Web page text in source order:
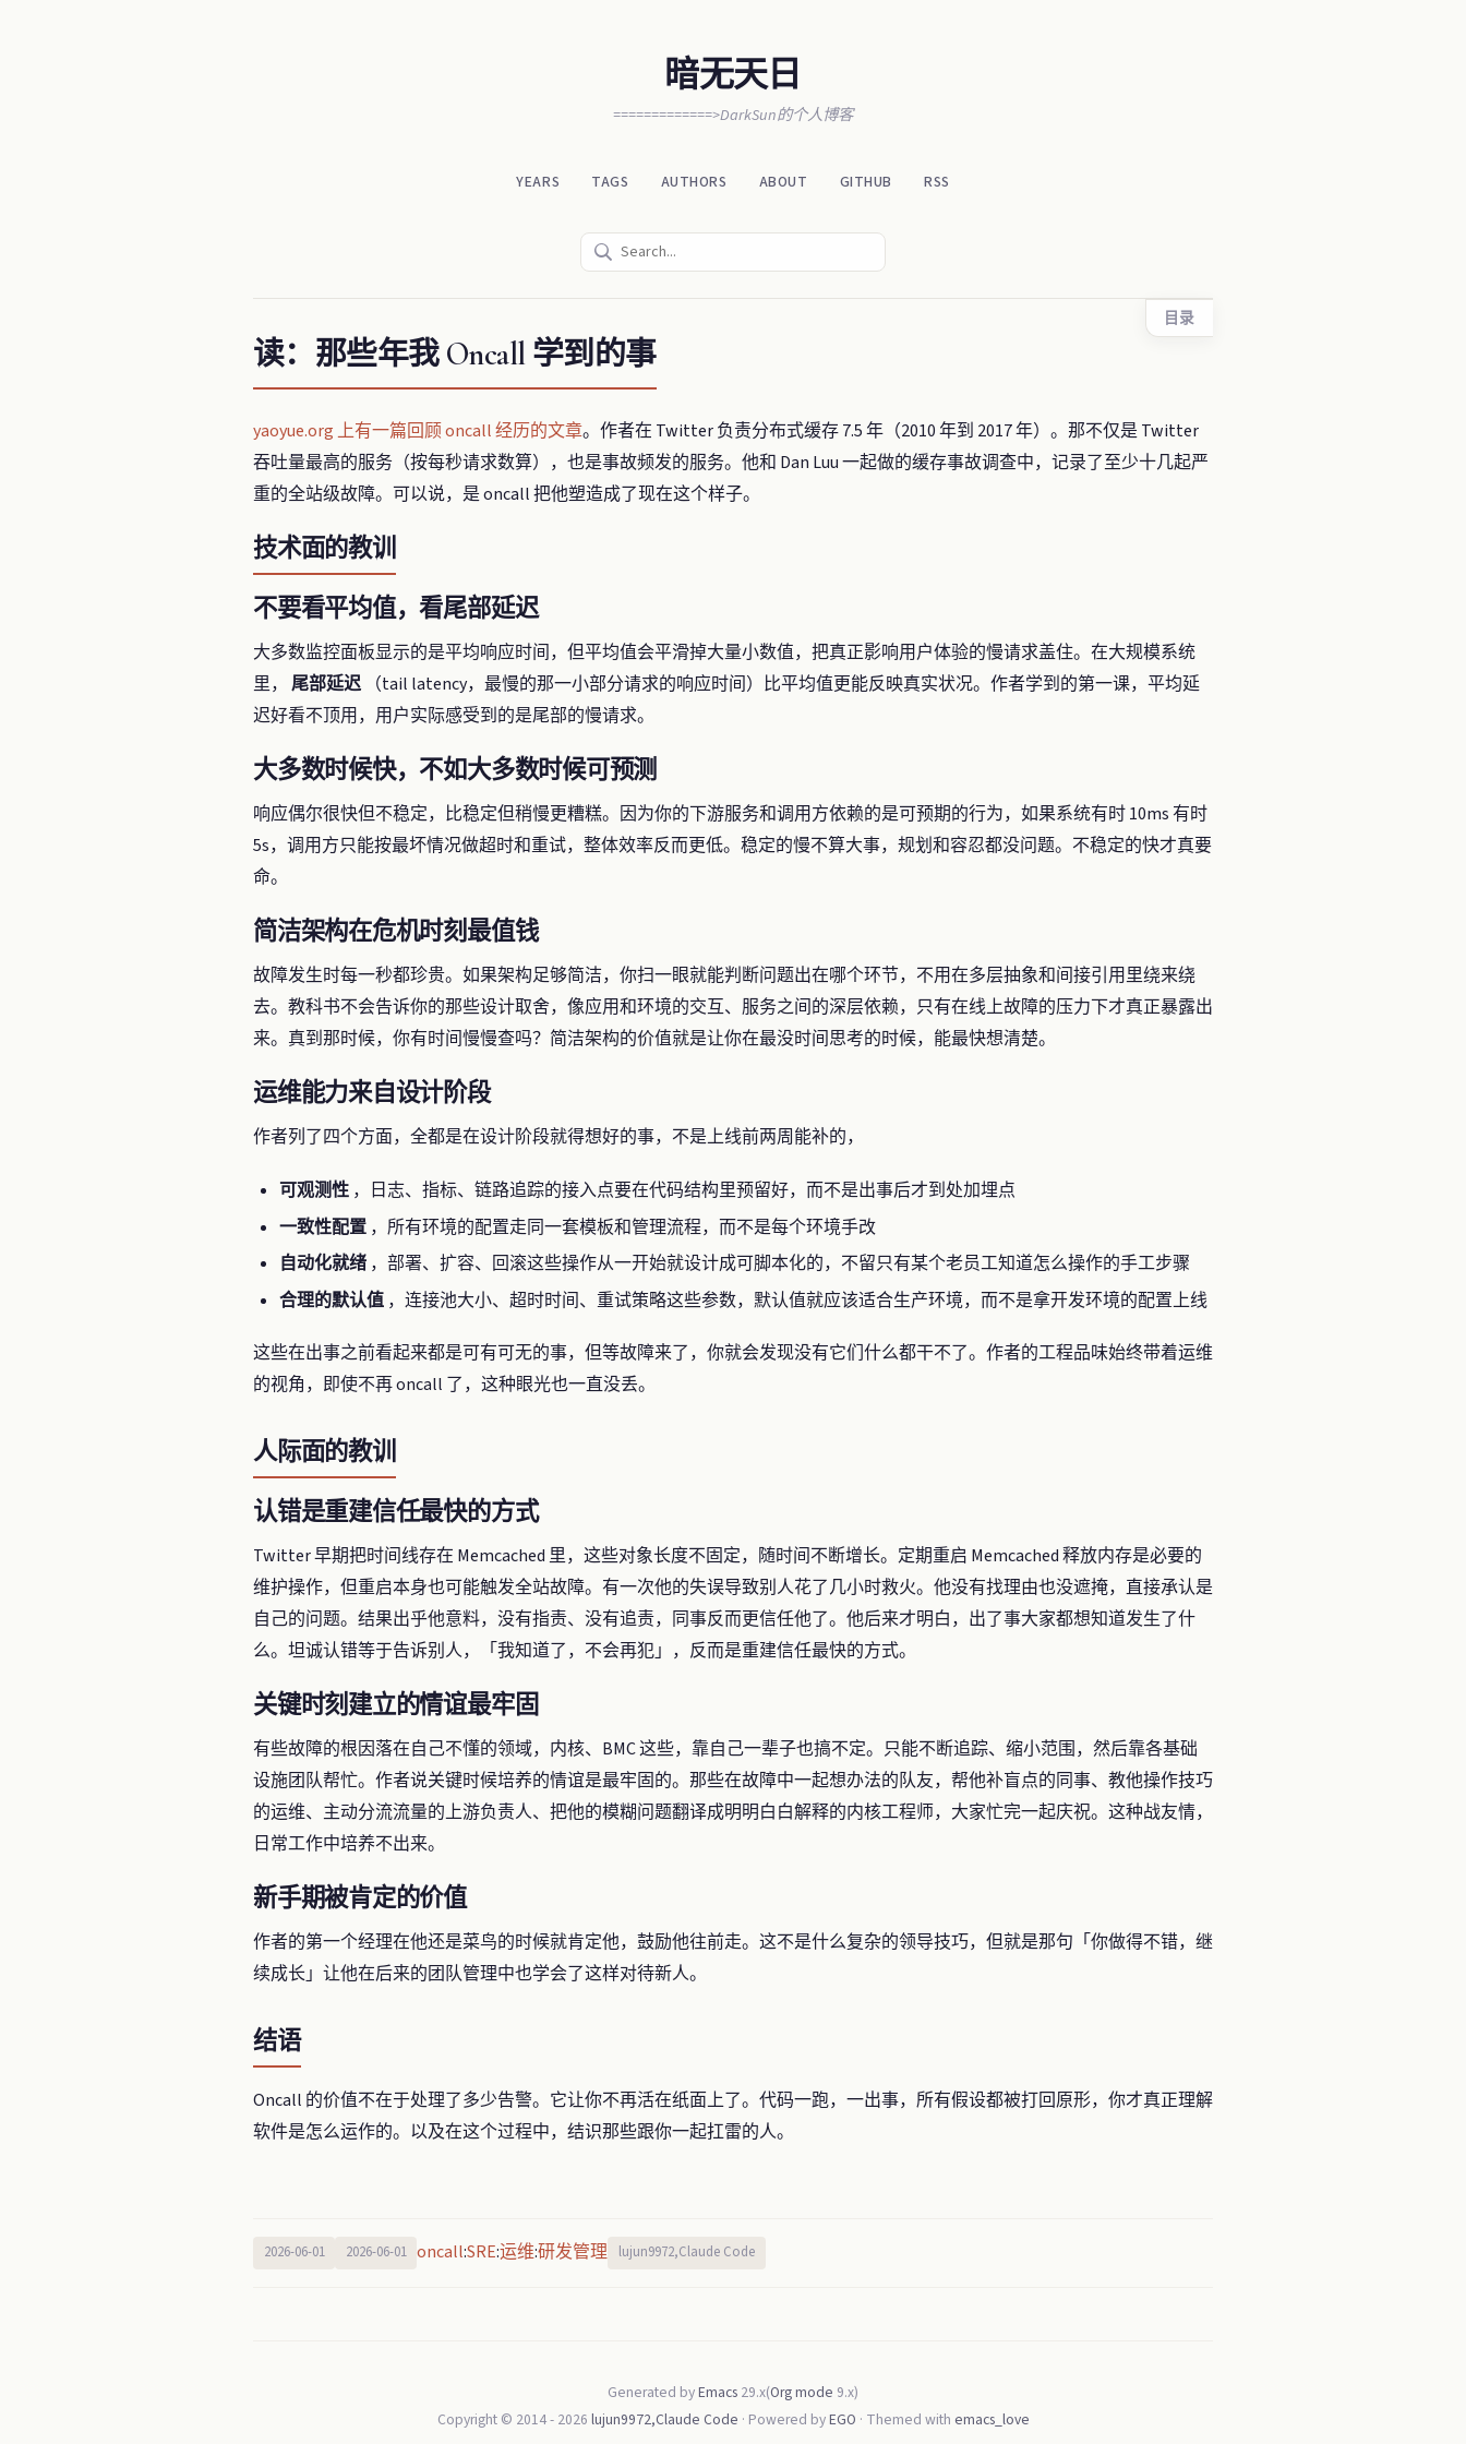
暗无天日
=============>DarkSun的个人博客
YEARS TAGS AUTHORS ABOUT GITHUB RSS
读：那些年我 Oncall 学到的事
目录
yaoyue.org 上有一篇回顾 oncall 经历的文章。作者在 Twitter 负责分布式缓存 7.5 年（2010 年到 2017 年）。那不仅是 Twitter
吞吐量最高的服务（按每秒请求数算），也是事故频发的服务。他和 Dan Luu 一起做的缓存事故调查中，记录了至少十几起严
重的全站级故障。可以说，是 oncall 把他塑造成了现在这个样子。
技术面的教训
不要看平均值，看尾部延迟
大多数监控面板显示的是平均响应时间，但平均值会平滑掉大量小数值，把真正影响用户体验的慢请求盖住。在大规模系统
里， 尾部延迟 （tail latency，最慢的那一小部分请求的响应时间）比平均值更能反映真实状况。作者学到的第一课，平均延
迟好看不顶用，用户实际感受到的是尾部的慢请求。
大多数时候快，不如大多数时候可预测
响应偶尔很快但不稳定，比稳定但稍慢更糟糕。因为你的下游服务和调用方依赖的是可预期的行为，如果系统有时 10ms 有时
5s，调用方只能按最坏情况做超时和重试，整体效率反而更低。稳定的慢不算大事，规划和容忍都没问题。不稳定的快才真要
命。
简洁架构在危机时刻最值钱
故障发生时每一秒都珍贵。如果架构足够简洁，你扫一眼就能判断问题出在哪个环节，不用在多层抽象和间接引用里绕来绕
去。教科书不会告诉你的那些设计取舍，像应用和环境的交互、服务之间的深层依赖，只有在线上故障的压力下才真正暴露出
来。真到那时候，你有时间慢慢查吗？简洁架构的价值就是让你在最没时间思考的时候，能最快想清楚。
运维能力来自设计阶段
作者列了四个方面，全都是在设计阶段就得想好的事，不是上线前两周能补的，
可观测性 ，日志、指标、链路追踪的接入点要在代码结构里预留好，而不是出事后才到处加埋点
一致性配置 ，所有环境的配置走同一套模板和管理流程，而不是每个环境手改
自动化就绪 ，部署、扩容、回滚这些操作从一开始就设计成可脚本化的，不留只有某个老员工知道怎么操作的手工步骤
合理的默认值 ，连接池大小、超时时间、重试策略这些参数，默认值就应该适合生产环境，而不是拿开发环境的配置上线
这些在出事之前看起来都是可有可无的事，但等故障来了，你就会发现没有它们什么都干不了。作者的工程品味始终带着运维
的视角，即使不再 oncall 了，这种眼光也一直没丢。
人际面的教训
认错是重建信任最快的方式
Twitter 早期把时间线存在 Memcached 里，这些对象长度不固定，随时间不断增长。定期重启 Memcached 释放内存是必要的
维护操作，但重启本身也可能触发全站故障。有一次他的失误导致别人花了几小时救火。他没有找理由也没遮掩，直接承认是
自己的问题。结果出乎他意料，没有指责、没有追责，同事反而更信任他了。他后来才明白，出了事大家都想知道发生了什
么。坦诚认错等于告诉别人，「我知道了，不会再犯」，反而是重建信任最快的方式。
关键时刻建立的情谊最牢固
有些故障的根因落在自己不懂的领域，内核、BMC 这些，靠自己一辈子也搞不定。只能不断追踪、缩小范围，然后靠各基础
设施团队帮忙。作者说关键时候培养的情谊是最牢固的。那些在故障中一起想办法的队友，帮他补盲点的同事、教他操作技巧
的运维、主动分流流量的上游负责人、把他的模糊问题翻译成明明白白解释的内核工程师，大家忙完一起庆祝。这种战友情，
日常工作中培养不出来。
新手期被肯定的价值
作者的第一个经理在他还是菜鸟的时候就肯定他，鼓励他往前走。这不是什么复杂的领导技巧，但就是那句「你做得不错，继
续成长」让他在后来的团队管理中也学会了这样对待新人。
结语
Oncall 的价值不在于处理了多少告警。它让你不再活在纸面上了。代码一跑，一出事，所有假设都被打回原形，你才真正理解
软件是怎么运作的。以及在这个过程中，结识那些跟你一起扛雷的人。
2026-06-01 2026-06-01 oncall:SRE:运维:研发管理 lujun9972,Claude Code
Generated byEmacs 29.x(Org mode 9.x)
Copyright © 2014 - 2026 lujun9972,Claude Code · Powered byEGO · Themed with emacs_love